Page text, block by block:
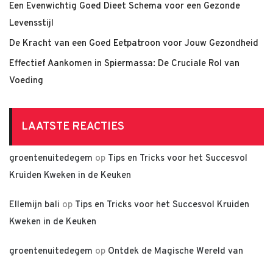
Een Evenwichtig Goed Dieet Schema voor een Gezonde
Levensstijl
De Kracht van een Goed Eetpatroon voor Jouw Gezondheid
Effectief Aankomen in Spiermassa: De Cruciale Rol van
Voeding
LAATSTE REACTIES
groentenuitedegem op Tips en Tricks voor het Succesvol
Kruiden Kweken in de Keuken
Ellemijn bali op Tips en Tricks voor het Succesvol Kruiden
Kweken in de Keuken
groentenuitedegem op Ontdek de Magische Wereld van